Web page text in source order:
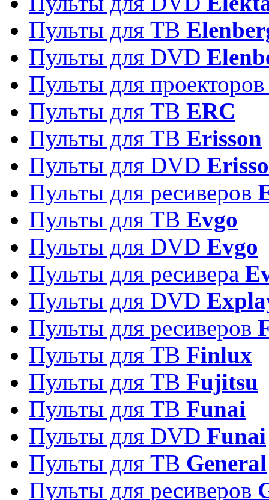
Пульты для ТВ
Пульты для DVD
Пульты для
Пульты для ТВ ERC
Пульты для ТВ Erisson
Пульты для DVD
Пульты для ресиверов
Пульты для ТВ Evgo
Пульты для DVD Evgo
Пульты для ресивера
Пульты для DVD
Пульты для ресиверов
Пульты для ТВ Finlux
Пульты для ТВ Fujitsu
Пульты для ТВ Funai
Пульты для DVD Funai
Пульты для ТВ General
Пульты для ресиверов